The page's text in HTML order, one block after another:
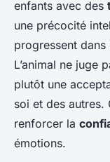
enfants avec des
une précocité
progressent
L’animal ne juge
plutôt une
soi et des autres.
renforcer la
émotions.